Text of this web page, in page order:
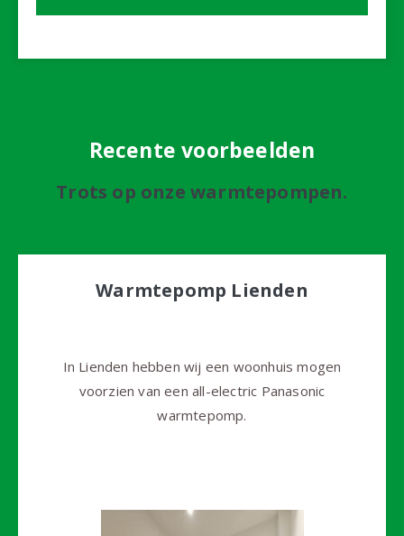
Recente voorbeelden
Trots op onze warmtepompen.
Warmtepomp Lienden
In Lienden hebben wij een woonhuis mogen
voorzien van een all-electric Panasonic
warmtepomp.